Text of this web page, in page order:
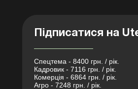
Підписатися на
Спецтема - 8400 грн. / рік.
Кадровик - 7116 грн. / рік.
Комерція - 6864 грн. / рік.
Агро - 7248 грн. / рік.